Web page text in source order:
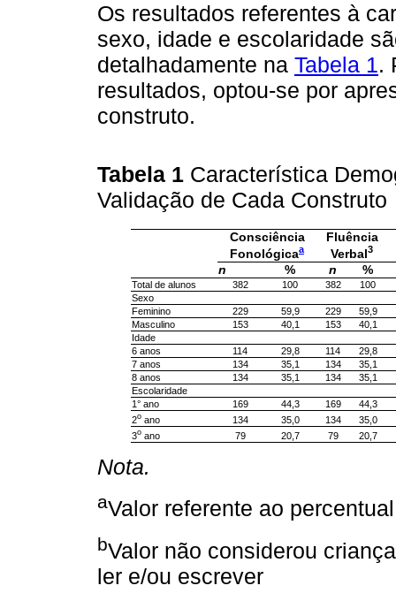
Os resultados referentes à
sexo, idade e escolaridade
detalhadamente na Tabela 1.
resultados, optou-se por
construto.
Tabela 1 Característica
Validação de Cada Construto
Consciência
Fonológicaa
Fluência
Verbal3
n % n %
Total de alunos 382 100 382
100
Sexo
Feminino
229 59,9 229
59,9
Masculino
153 40,1 153
40,1
Idade
6 anos
114 29,8 114
29,8
7 anos
134 35,1 134
35,1
8 anos
134 35,1 134
35,1
Escolaridade
1° ano
169 44,3 169
44,3
2oano 134 35,0 134
35,0
3oano 79 20,7 79 20,7
Nota.
aValor referente ao
bValor não considerou
ler e/ou escrever